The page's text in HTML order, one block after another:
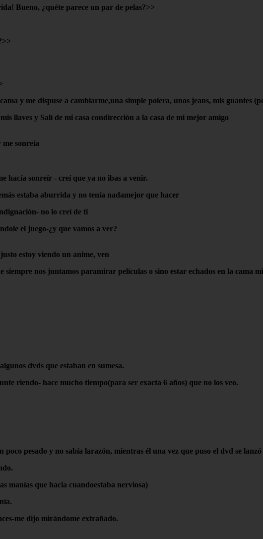
Bueno, ¿quéte parece un par de pelas?>>
y me dispuse a cambiarme,una simple polera, unos jeans, mis guantes
llaves y Salí de mi casa condirección a la casa de mi mejor amigo
me sonreía
hacía sonreír - creí que ya no ibas a venir.
estaba aburrida y no tenía nadamejor que hacer
no lo creí de ti
el juego-¿y que vamos a ver?
estoy viendo un anime, ven
siempre nos juntamos paramirar películas o sino estar echados en la cama
dvds que estaban en sumesa.
riendo- hace mucho tiempo(para ser exacta 6 años) que no los veo.
pesado y no sabía larazón, mientras él una vez que puso el dvd se
manías que hacia cuandoestaba nerviosa)
me dijo mirándome extrañado.